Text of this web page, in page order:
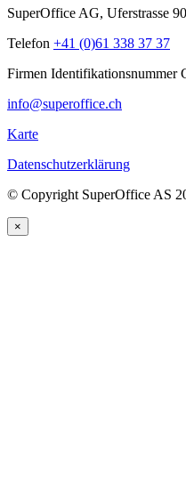
SuperOffice AG, Uferstrasse 90
Telefon +41 (0)61 338 37 37
Firmen Identifikationsnummer
info@superoffice.ch
Karte
Datenschutzerklärung
© Copyright SuperOffice AS
×